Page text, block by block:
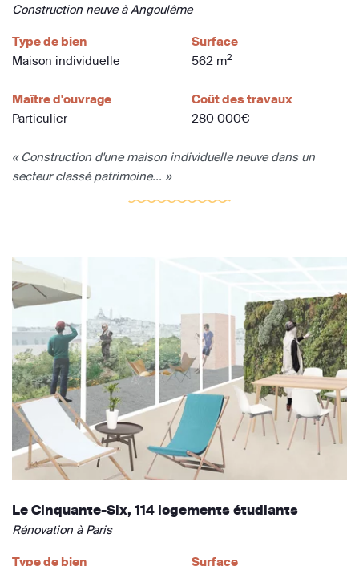
Construction neuve à Angoulême
Type de bien
Maison individuelle
Surface
562 m2
Maître d'ouvrage
Particulier
Coût des travaux
280 000€
« Construction d'une maison individuelle neuve dans un
secteur classé patrimoine... »
Le Cinquante-Six, 114 logements étudiants
Rénovation à Paris
Type de bien Surface